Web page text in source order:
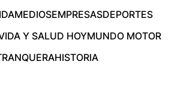
MEDIOSEMPRESASDEPORTES
Y SALUD HOYMUNDO MOTOR
HISTORIA